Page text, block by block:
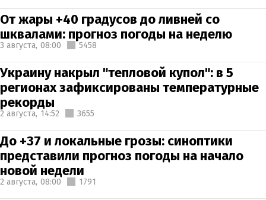
От жары +40 градусов до ливней со
шквалами: прогноз погоды на неделю
3 августа, 08:00 5458
Украину накрыл "тепловой купол": в 5
регионах зафиксированы температурные
рекорды
2 августа, 14:52 3655
До +37 и локальные грозы: синоптики
представили прогноз погоды на начало
новой недели
2 августа, 08:00 1791